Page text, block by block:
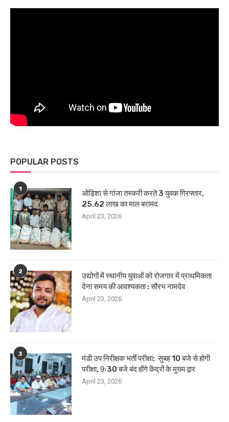
POPULAR POSTS
1
ओड़िशा से गांजा तस्करी करते 3 युवक गिरफ्तार,
25.62 लाख का माल बरामद
April 23, 2026
2
उद्योगों में स्थानीय युवाओं को रोजगार में प्राथमिकता
देना समय की आवश्यकता : सौरभ नामदेव
April 23, 2026
3
मंडी उप निरीक्षक भर्ती परीक्षा: सुबह 10 बजे से होगी
परीक्षा, 9ः30 बजे बंद होंगे केंद्रों के मुख्य द्वार
April 23, 2026